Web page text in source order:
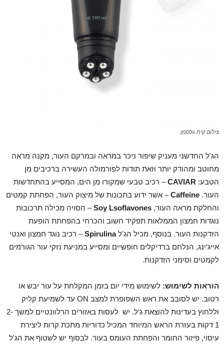
צילום קית גלסמן
הג'ל החדשני מעניק שיפור ניכר במראה ובמרקם העור, מקנה מראה
מחוטב ומהודק יותר וזאת תודות לפורמולה העשירה ברכיבים מן
הטבע: CAVIAR– רכיב טבעי שמקורו מן הים, המסייע בהתחדשות
העור. Caffeine– אשר ידוע בתכונות של מיצוק העור, הפחתת קמטים
והחלקת מראה העור, Soy Lsoflavones– הסויה מכילה תרכובות
נוגדות חמצון הממלאות תפקיד חשוב והכרחי בהפחתת הופעת
הזדקנות העור. בנוסף, מכיל הג'לSpirulina– רכיב נוגד חמצון ואנטי
אייג‘ינג, הנלחם ברדיקלים חופשיים ומסייע במניעת נזקי עור הגורמים
לקמטים וסימני הזדקנות.
הוראות לשימוש: לשימוש מידי יום בזמן המקלחת על עור יבש או
רטוב. יש לסובב את ראש השפופרת למצב ON עד לשמיעת קליק
וללחוץ בעדינות להוצאת ג‘ל. יש לעסות באזורים הרלוונטיים למשך 2-
1 דקות בעזרת הראש המיוחד המכיל כדוריות מתכת קרות ליצירת
עיסוי, פיזור החומר והפחתת העומס בעור. לבסוף יש לשטוף את הג'ל